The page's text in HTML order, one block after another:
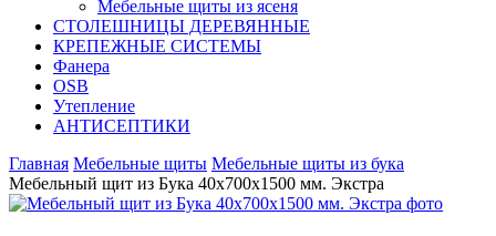
Мебельные щиты из ясеня
СТОЛЕШНИЦЫ ДЕРЕВЯННЫЕ
КРЕПЕЖНЫЕ СИСТЕМЫ
Фанера
OSB
Утепление
АНТИСЕПТИКИ
Главная Мебельные щиты Мебельные щиты из бука
Мебельный щит из Бука 40х700х1500 мм. Экстра